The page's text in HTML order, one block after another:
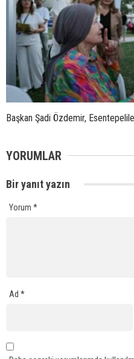
Başkan Şadi Özdemir,
YORUMLAR
Bir yanıt yazın
Yorum *
Ad *